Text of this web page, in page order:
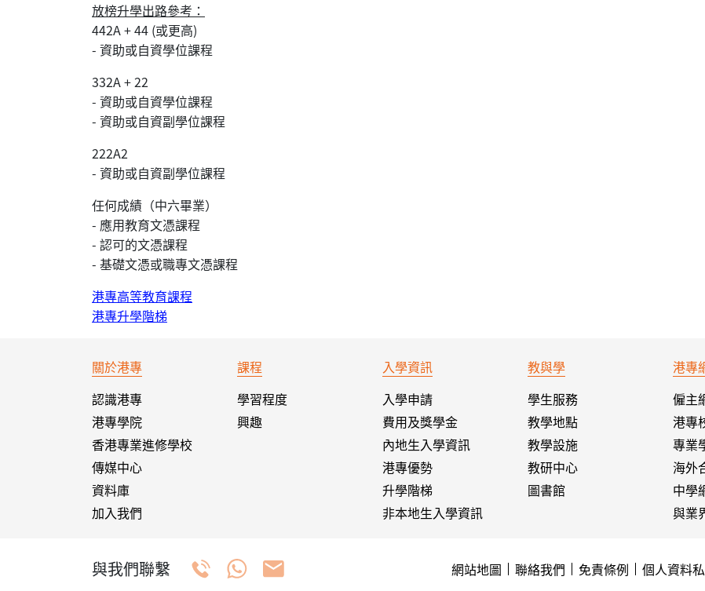
放榜升學出路參考：
442A + 44 (或更高)
- 資助或自資學位課程
332A + 22
- 資助或自資學位課程
- 資助或自資副學位課程
222A2
- 資助或自資副學位課程
任何成績（中六畢業）
- 應用教育文憑課程
- 認可的文憑課程
- 基礎文憑或職專文憑課程
港專高等教育課程
港專升學階梯
關於港專
認識港專
港專學院
香港專業進修學校
傳媒中心
資料庫
加入我們
課程
學習程度
興趣
入學資訊
入學申請
費用及獎學金
內地生入學資訊
港專優勢
升學階梯
非本地生入學資訊
教與學
學生服務
教學地點
教學設施
教研中心
圖書館
港專
僱主
港專
專業
海外
中學
與業
與我們聯繫 網站地圖 聯絡我們 免責條例 個人資料